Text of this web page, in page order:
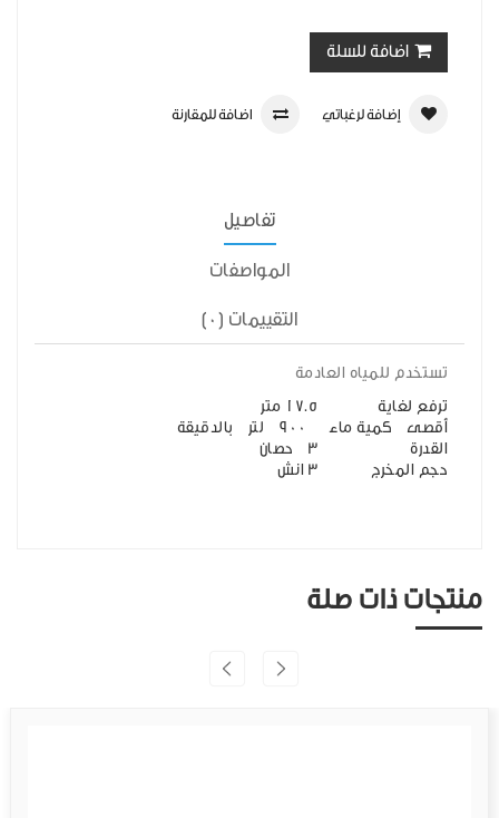
اضافة للسلة
إضافة لرغباتي اضافة للمقارنة
تفاصيل
المواصفات
التقييمات (0)
تستخدم للمياه العادمة
ترفع لغاية
17.5 متر
أقصى كمية ماء
القدرة
3 حصان
حجم المخرج
3 انش
منتجات ذات صلة